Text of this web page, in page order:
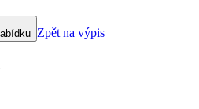
mapy
Zpět na výpis